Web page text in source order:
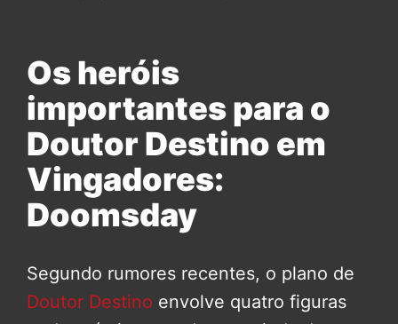
Os heróis
importantes para o
Doutor Destino em
Vingadores:
Doomsday
Segundo rumores recentes, o plano de
Doutor Destino envolve quatro figuras